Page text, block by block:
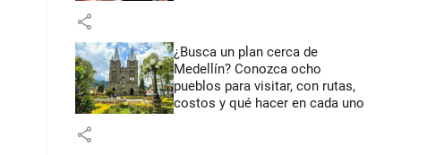
share
¿Busca un plan cerca de
Medellín? Conozca ocho
pueblos para visitar, con rutas,
costos y qué hacer en cada uno
share